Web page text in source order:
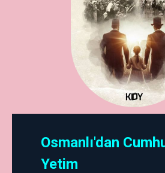
Osmanlı'dan
Yetim